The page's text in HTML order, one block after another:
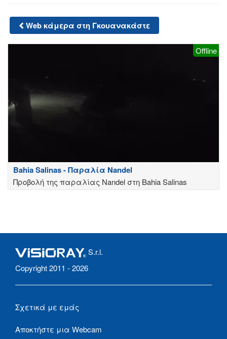
Web κάμερα στη Γκουανακάστε
Offline
Bahia Salinas - Παραλία Nandel
Προβολή της παραλίας Nandel στη Bahia Salinas
S.r.l.
Copyright 2011 - 2026
Σχετικά με εμάς
Αποκτήστε μια Webcam